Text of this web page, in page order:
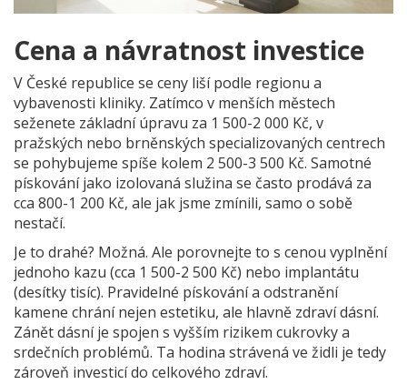
Cena a návratnost investice
V České republice se ceny liší podle regionu a
vybavenosti kliniky. Zatímco v menších městech
seženete základní úpravu za 1 500-2 000 Kč, v
pražských nebo brněnských specializovaných centrech
se pohybujeme spíše kolem 2 500-3 500 Kč. Samotné
pískování jako izolovaná služina se často prodává za
cca 800-1 200 Kč, ale jak jsme zmínili, samo o sobě
nestačí.
Je to drahé? Možná. Ale porovnejte to s cenou vyplnění
jednoho kazu (cca 1 500-2 500 Kč) nebo implantátu
(desítky tisíc). Pravidelné pískování a odstranění
kamene chrání nejen estetiku, ale hlavně zdraví dásní.
Zánět dásní je spojen s vyšším rizikem cukrovky a
srdečních problémů. Ta hodina strávená ve židli je tedy
zároveň investicí do celkového zdraví.